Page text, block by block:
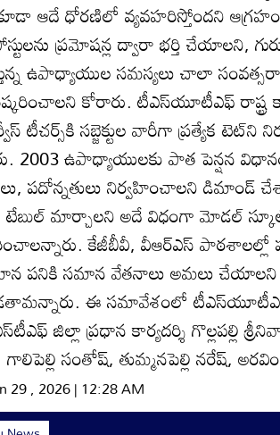
కూడా ఆదే ధోరణిలో వ్యవహరిస్తోందని
ప్రమోషన్ల ద్వారా భర్తి చేయాలని,
ఉపాధ్యాయుల సమస్యలు చాలా
కోరారు. టీఎస్‌యూటీఎఫ్‌ రాష్ట్ర
టీచర్స్‌కి సబ్జెక్టుల వారీగా ప్రత్యేక టెట్‌ని
2003 ఉపాధ్యాయులకు పాత పెన్షన
పదోన్నతులు నిర్వహించాలని డిమాండ్‌
టేబుల్‌ మార్చాలని అదే విధంగా మోడల్‌
కేజీబీవీ, వీఆర్‌ఎస్‌ పాఠశాలల్లో
పనికి సమాన వేతనాలు అమలు చేయాలని
ఈ సమావేశంలో టీఎస్‌యూటీఎఫ్‌
జిల్లా ప్రధాన కార్యదర్శి గొల్లపల్లి
గాలిపెల్లి సంతోష్‌, తుమ్మనపెల్లి నరేష్‌,
29 , 2026 | 12:28 AM